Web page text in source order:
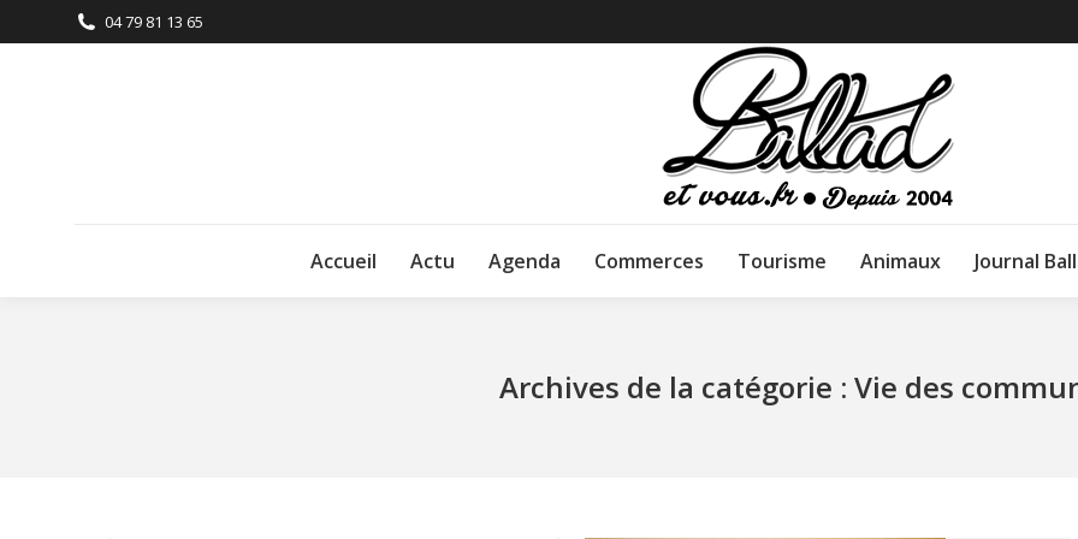
04 79 81 13 65
Accueil Actu Agenda Commerces Tourisme Animaux Journal
Archives de la catégorie : Vie des